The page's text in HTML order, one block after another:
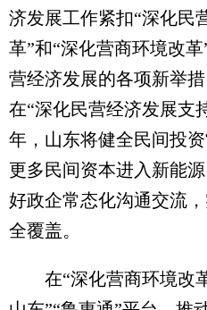
济发展工作紧扣“深化民
革”和“深化营商环境改
营经济发展的各项新举措
在“深化民营经济发展支
年，山东将健全民间投
更多民间资本进入新能
好政企常态化沟通交流
全覆盖。
在“深化营商环境改革